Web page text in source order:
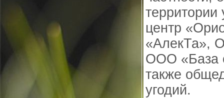
центр
«АлекТа»,
ООО «База
также
угодий.